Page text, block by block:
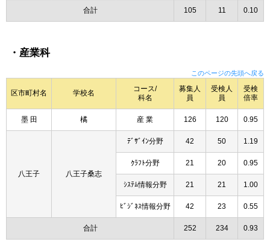
合計 105 11 0.10
・産業科
このページの先頭へ戻る
区市町村名 学校名
コース/
科名
募集人
員
受検人
員
受検
倍率
墨 田 橘 産 業 126 120 0.95
八王子 八王子桑志
ﾃﾞｻﾞｲﾝ分野 42 50 1.19
ｸﾗﾌﾄ分野 21 20 0.95
ｼｽﾃﾑ情報分野 21 21 1.00
ﾋﾞｼﾞﾈｽ情報分野 42 23 0.55
合計 252 234 0.93